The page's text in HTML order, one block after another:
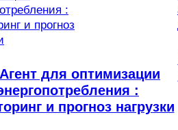
для оптимизации
:
и прогноз нагрузки